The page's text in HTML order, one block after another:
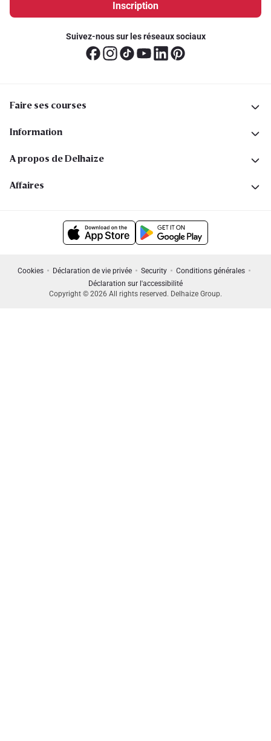
Inscription
Suivez-nous sur les réseaux sociaux
Faire ses courses
Information
A propos de Delhaize
Affaires
Cookies Déclaration de vie privée Security
Conditions générales
Déclaration sur l'accessibilité
Copyright © 2026 All rights reserved. Delhaize Group.